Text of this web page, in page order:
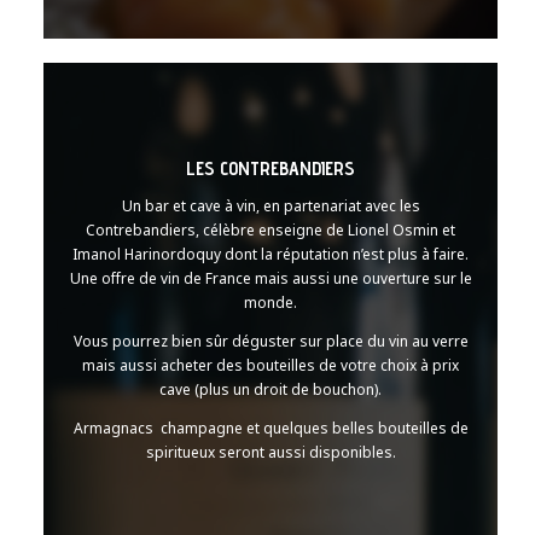
LES CONTREBANDIERS
Un bar et cave à vin, en partenariat avec les
Contrebandiers, célèbre enseigne de Lionel Osmin et
Imanol Harinordoquy dont la réputation n’est plus à faire.
Une offre de vin de France mais aussi une ouverture sur le
monde.
Vous pourrez bien sûr déguster sur place du vin au verre
mais aussi acheter des bouteilles de votre choix à prix
cave (plus un droit de bouchon).
Armagnacs champagne et quelques belles bouteilles de
spiritueux seront aussi disponibles.